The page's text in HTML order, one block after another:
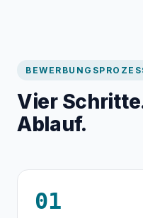
Vier
Ablauf.
01